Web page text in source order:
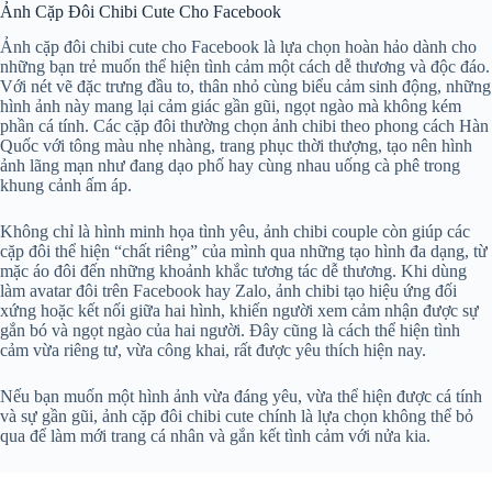
Ảnh Cặp Đôi Chibi Cute Cho Facebook
Ảnh cặp đôi chibi cute cho Facebook là lựa chọn hoàn hảo dành cho
những bạn trẻ muốn thể hiện tình cảm một cách dễ thương và độc đáo.
Với nét vẽ đặc trưng đầu to, thân nhỏ cùng biểu cảm sinh động, những
hình ảnh này mang lại cảm giác gần gũi, ngọt ngào mà không kém
phần cá tính. Các cặp đôi thường chọn ảnh chibi theo phong cách Hàn
Quốc với tông màu nhẹ nhàng, trang phục thời thượng, tạo nên hình
ảnh lãng mạn như đang dạo phố hay cùng nhau uống cà phê trong
khung cảnh ấm áp.
Không chỉ là hình minh họa tình yêu, ảnh chibi couple còn giúp các
cặp đôi thể hiện “chất riêng” của mình qua những tạo hình đa dạng, từ
mặc áo đôi đến những khoảnh khắc tương tác dễ thương. Khi dùng
làm avatar đôi trên Facebook hay Zalo, ảnh chibi tạo hiệu ứng đối
xứng hoặc kết nối giữa hai hình, khiến người xem cảm nhận được sự
gắn bó và ngọt ngào của hai người. Đây cũng là cách thể hiện tình
cảm vừa riêng tư, vừa công khai, rất được yêu thích hiện nay.
Nếu bạn muốn một hình ảnh vừa đáng yêu, vừa thể hiện được cá tính
và sự gần gũi, ảnh cặp đôi chibi cute chính là lựa chọn không thể bỏ
qua để làm mới trang cá nhân và gắn kết tình cảm với nửa kia.